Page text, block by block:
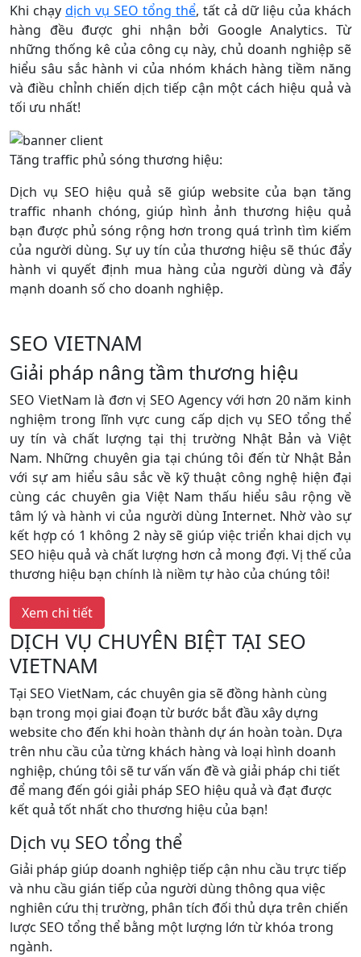
Khi chạy dịch vụ SEO tổng thể, tất cả dữ liệu của khách
hàng đều được ghi nhận bởi Google Analytics. Từ
những thống kê của công cụ này, chủ doanh nghiệp sẽ
hiểu sâu sắc hành vi của nhóm khách hàng tiềm năng
và điều chỉnh chiến dịch tiếp cận một cách hiệu quả và
tối ưu nhất!
Tăng traffic phủ sóng thương hiệu:
Dịch vụ SEO hiệu quả sẽ giúp website của bạn tăng
traffic nhanh chóng, giúp hình ảnh thương hiệu quả
bạn được phủ sóng rộng hơn trong quá trình tìm kiếm
của người dùng. Sự uy tín của thương hiệu sẽ thúc đẩy
hành vi quyết định mua hàng của người dùng và đẩy
mạnh doanh số cho doanh nghiệp.
SEO VIETNAM
Giải pháp nâng tầm thương hiệu
SEO VietNam là đơn vị SEO Agency với hơn 20 năm kinh
nghiệm trong lĩnh vực cung cấp dịch vụ SEO tổng thể
uy tín và chất lượng tại thị trường Nhật Bản và Việt
Nam. Những chuyên gia tại chúng tôi đến từ Nhật Bản
với sự am hiểu sâu sắc về kỹ thuật công nghệ hiện đại
cùng các chuyên gia Việt Nam thấu hiểu sâu rộng về
tâm lý và hành vi của người dùng Internet. Nhờ vào sự
kết hợp có 1 không 2 này sẽ giúp việc triển khai dịch vụ
SEO hiệu quả và chất lượng hơn cả mong đợi. Vị thế của
thương hiệu bạn chính là niềm tự hào của chúng tôi!
Xem chi tiết
DỊCH VỤ CHUYÊN BIỆT TẠI SEO
VIETNAM
Tại SEO VietNam, các chuyên gia sẽ đồng hành cùng
bạn trong mọi giai đoạn từ bước bắt đầu xây dựng
website cho đến khi hoàn thành dự án hoàn toàn. Dựa
trên nhu cầu của từng khách hàng và loại hình doanh
nghiệp, chúng tôi sẽ tư vấn vấn đề và giải pháp chi tiết
để mang đến gói giải pháp SEO hiệu quả và đạt được
kết quả tốt nhất cho thương hiệu của bạn!
Dịch vụ SEO tổng thể
Giải pháp giúp doanh nghiệp tiếp cận nhu cầu trực tiếp
và nhu cầu gián tiếp của người dùng thông qua việc
nghiên cứu thị trường, phân tích đối thủ dựa trên chiến
lược SEO tổng thể bằng một lượng lớn từ khóa trong
ngành.